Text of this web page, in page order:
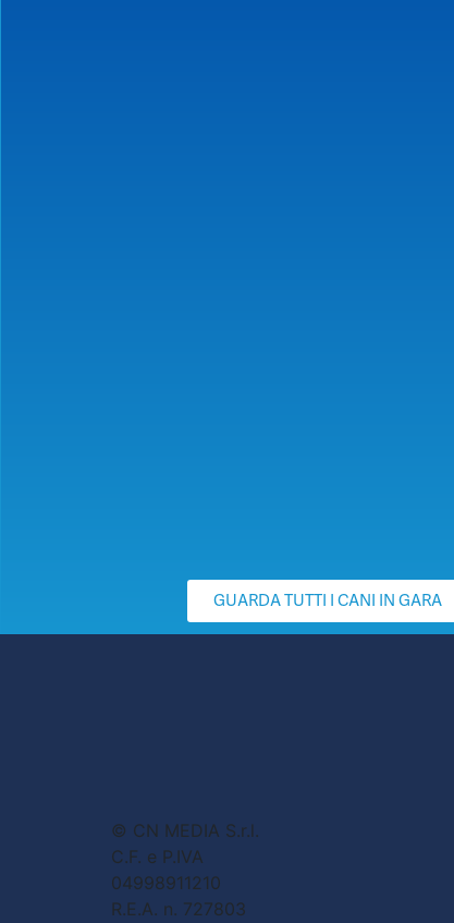
GUARDA TUTTI I CANI IN GARA
© CN MEDIA S.r.l.
C.F. e P.IVA
04998911210
R.E.A. n. 727803